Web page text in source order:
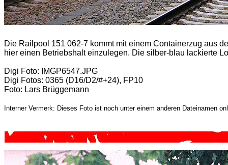
Die Railpool 151 062-7 kommt mit einem Containerzug aus
hier einen Betriebshalt einzulegen. Die silber-blau lackierte
Digi Foto: IMGP6547.JPG
Digi Fotos: 0365 (D16/D2/#+24), FP10
Foto: Lars Brüggemann
Interner Vermerk: Dieses Foto ist noch unter einem anderen Dateinamen